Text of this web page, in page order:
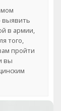
выявить
в армии,
того,
пройти
вы